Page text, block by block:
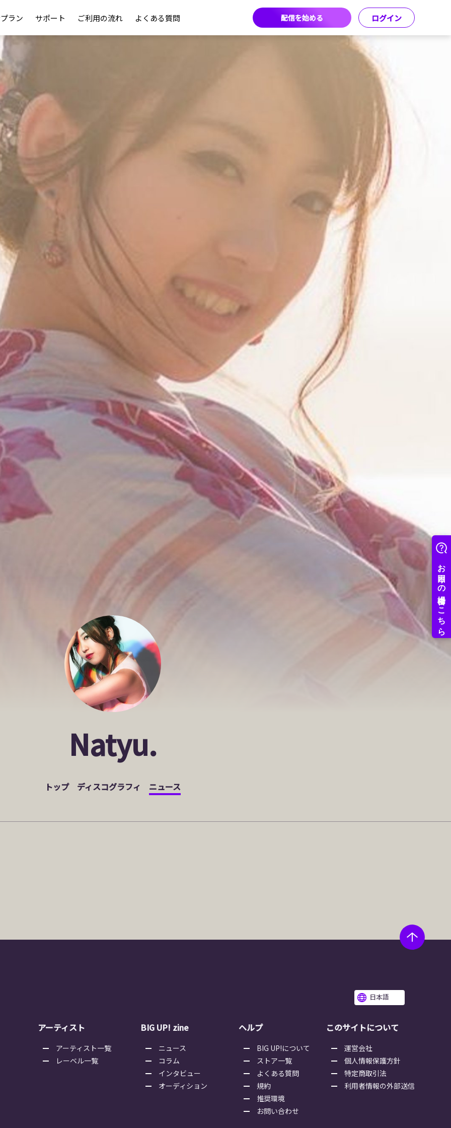
ラン サポート ご利用の流れ よくある質問 配信を始める ログイン
Natyu.
トップ ディスコグラフィ ニュース
日本語
アーティスト
アーティスト一覧
レーベル一覧
BIG UP! zine
ニュース
コラム
インタビュー
オーディション
ヘルプ
BIG UP!について
ストア一覧
よくある質問
規約
推奨環境
お問い合わせ
このサイトについて
運営会社
個人情報保護方針
特定商取引法
利用者情報の外部送信